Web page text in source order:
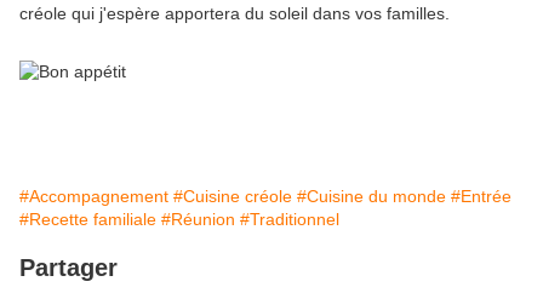
créole qui j'espère apportera du soleil dans vos familles.
#Accompagnement #Cuisine créole #Cuisine du monde #Entrée
#Recette familiale #Réunion #Traditionnel
Partager